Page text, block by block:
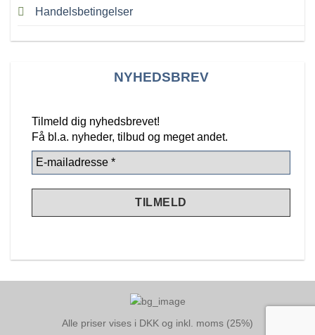
Handelsbetingelser
NYHEDSBREV
Tilmeld dig nyhedsbrevet!
Få bl.a. nyheder, tilbud og meget andet.
Alle priser vises i DKK og inkl. moms (25%)